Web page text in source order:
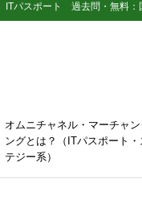
ITパスポート 過去問・無料：
オムニチャネル・マーチャ
ングとは？（ITパスポート・
テジー系）